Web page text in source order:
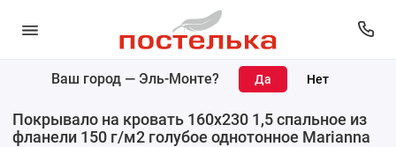
Ваш город — Эль-Монте?
Покрывало на кровать 160х230 1,5 спальное из
фланели 150 г/м2 голубое однотонное Marianna